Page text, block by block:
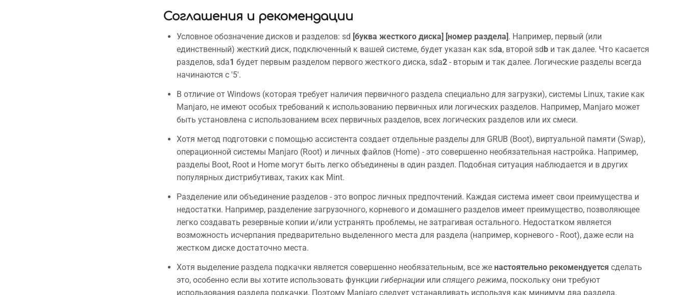
Соглашения и рекомендации
Условное обозначение дисков и разделов: sd [буква жесткого диска] [номер раздела]. Например, первый (или
единственный) жесткий диск, подключенный к вашей системе, будет указан как sda, второй sd bи так далее. Что касается
разделов, sda1 будет первым разделом первого жесткого диска, sda2- вторым и так далее. Логические разделы всегда
начинаются с '5'.
В отличие от Windows (которая требует наличия первичного раздела специально для загрузки), системы Linux, такие как
Manjaro, не имеют особых требований к использованию первичных или логических разделов. Например, Manjaro может
быть установлена с использованием всех первичных разделов, всех логических разделов или их смеси.
Хотя метод подготовки с помощью ассистента создает отдельные разделы для GRUB (Boot), виртуальной памяти (Swap),
операционной системы Manjaro (Root) и личных файлов (Home) - это совершенно необязательная настройка. Например,
разделы Boot, Root и Home могут быть легко объединены в один раздел. Подобная ситуация наблюдается и в других
популярных дистрибутивах, таких как Mint.
Разделение или объединение разделов - это вопрос личных предпочтений. Каждая система имеет свои преимущества и
недостатки. Например, разделение загрузочного, корневого и домашнего разделов имеет преимущество, позволяющее
легко создавать резервные копии и/или устранять проблемы, не затрагивая остального. Недостатком является
возможность исчерпания предварительно выделенного места для раздела (например, корневого - Root), даже если на
жестком диске достаточно места.
Хотя выделение раздела подкачки является совершенно необязательным, все же настоятельно рекомендуется сделать
это, особенно если вы хотите использовать функции гибернацииили спящего режима, поскольку они требуют
использования раздела подкачки. Поэтому Manjaro следует устанавливать используя как минимум два раздела.